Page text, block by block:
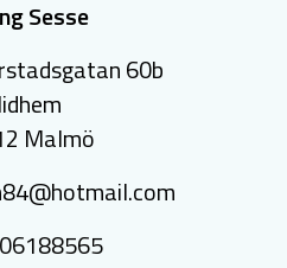
Sesse
60b
Malmö